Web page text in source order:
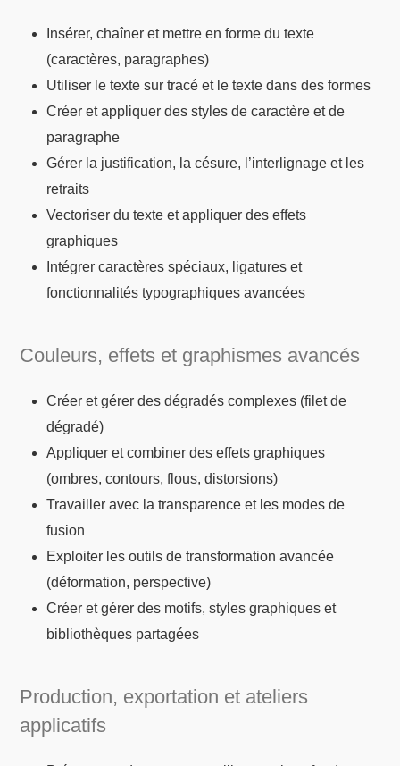
Insérer, chaîner et mettre en forme du texte
(caractères, paragraphes)
Utiliser le texte sur tracé et le texte dans des formes
Créer et appliquer des styles de caractère et de
paragraphe
Gérer la justification, la césure, l’interlignage et les
retraits
Vectoriser du texte et appliquer des effets
graphiques
Intégrer caractères spéciaux, ligatures et
fonctionnalités typographiques avancées
Couleurs, effets et graphismes avancés
Créer et gérer des dégradés complexes (filet de
dégradé)
Appliquer et combiner des effets graphiques
(ombres, contours, flous, distorsions)
Travailler avec la transparence et les modes de
fusion
Exploiter les outils de transformation avancée
(déformation, perspective)
Créer et gérer des motifs, styles graphiques et
bibliothèques partagées
Production, exportation et ateliers
applicatifs